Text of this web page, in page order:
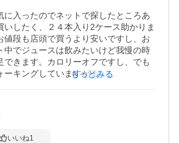
に入ったのでネットで探したところあ
いしたく、２４本入り2ケース助かりま
値段も店頭で買うより安いですし、お
中でジュースは飲みたいけど我慢の時
できます。カロリーオフですし、でも
キングしていますがまだまだ暑いの
す。
もっとみる
いいね1